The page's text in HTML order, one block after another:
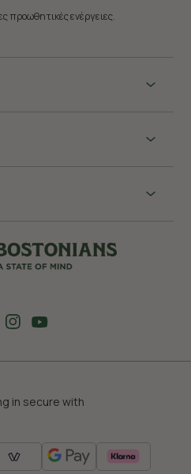
προωθητικές ενέργειες.
in secure with